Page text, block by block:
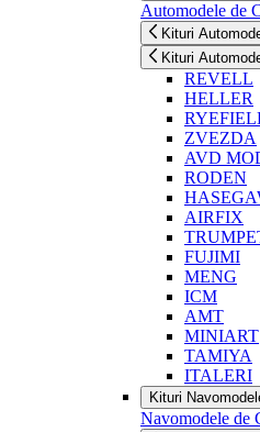
Automodele de
Kituri
Kituri
REVELL
HELLER
ZVEZDA
AVD
RODEN
AIRFIX
FUJIMI
MENG
ICM
AMT
MINIART
TAMIYA
ITALERI
Kituri
Navomodele de